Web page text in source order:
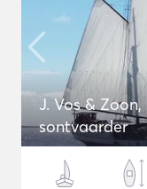
J. Vos &
sontvaarder